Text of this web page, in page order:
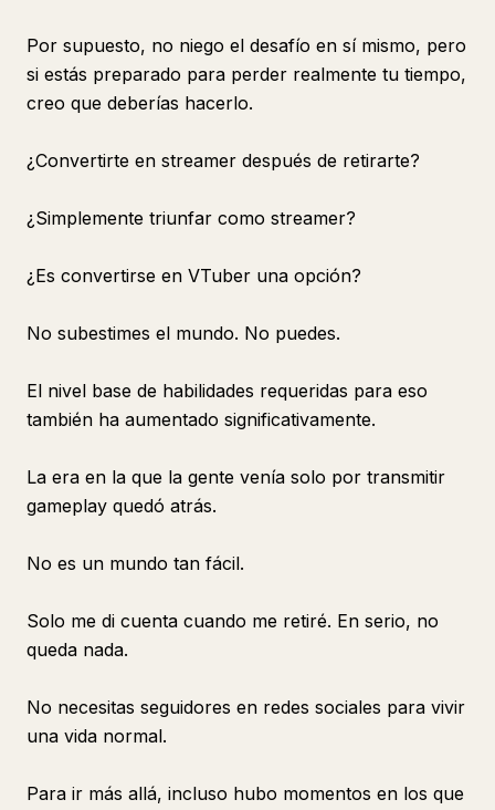
Por supuesto, no niego el desafío en sí mismo, pero
si estás preparado para perder realmente tu tiempo,
creo que deberías hacerlo.
¿Convertirte en streamer después de retirarte?
¿Simplemente triunfar como streamer?
¿Es convertirse en VTuber una opción?
No subestimes el mundo. No puedes.
El nivel base de habilidades requeridas para eso
también ha aumentado significativamente.
La era en la que la gente venía solo por transmitir
gameplay quedó atrás.
No es un mundo tan fácil.
Solo me di cuenta cuando me retiré. En serio, no
queda nada.
No necesitas seguidores en redes sociales para vivir
una vida normal.
Para ir más allá, incluso hubo momentos en los que